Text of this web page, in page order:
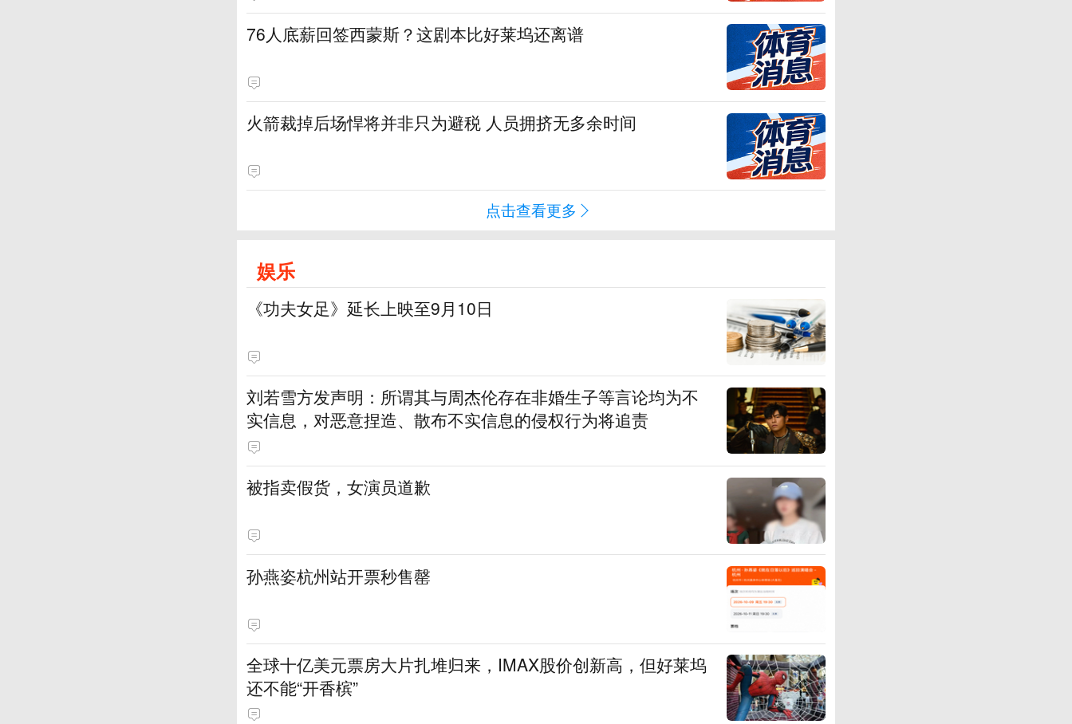
76人底薪回签西蒙斯？这剧本比好莱坞还离谱
火箭裁掉后场悍将并非只为避税 人员拥挤无多余时间
点击查看更多
娱乐
《功夫女足》延长上映至9月10日
刘若雪方发声明：所谓其与周杰伦存在非婚生子等言论均为不
实信息，对恶意捏造、散布不实信息的侵权行为将追责
被指卖假货，女演员道歉
孙燕姿杭州站开票秒售罄
全球十亿美元票房大片扎堆归来，IMAX股价创新高，但好莱坞
还不能“开香槟”